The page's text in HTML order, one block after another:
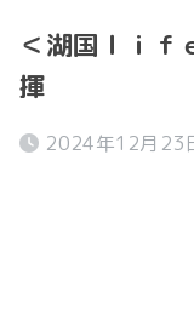
＜湖国ｌｉ
揮
2024年12月23